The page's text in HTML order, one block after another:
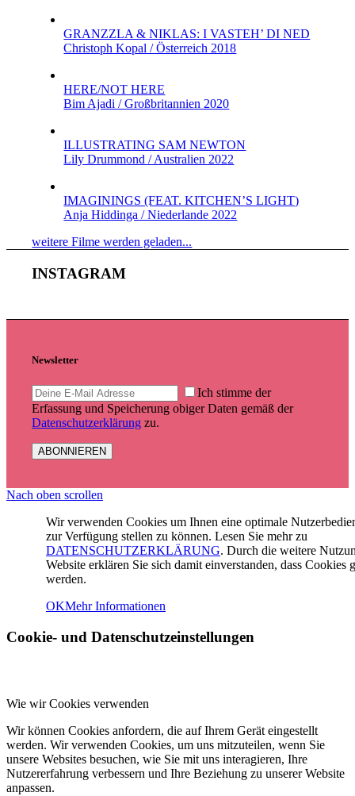
GRANZZLA & NIKLAS: I VASTEH’ DI NED
Christoph Kopal / Österreich 2018
HERE/NOT HERE
Bim Ajadi / Großbritannien 2020
ILLUSTRATING SAM NEWTON
Lily Drummond / Australien 2022
IMAGININGS (FEAT. KITCHEN’S LIGHT)
Anja Hiddinga / Niederlande 2022
weitere Filme werden geladen...
INSTAGRAM
Newsletter
Ich stimme der
Erfassung und Speicherung obiger Daten gemäß der
Datenschutzerklärung zu.
Nach oben scrollen
Wir verwenden Cookies um Ihnen eine optimale
zur Verfügung stellen zu können. Lesen Sie mehr zu
DATENSCHUTZERKLÄRUNG. Durch die weitere
Website erklären Sie sich damit einverstanden, dass Cookies
werden.
OKMehr Informationen
Cookie- und Datenschutzeinstellungen
Wie wir Cookies verwenden
Wir können Cookies anfordern, die auf Ihrem Gerät eingestellt
werden. Wir verwenden Cookies, um uns mitzuteilen, wenn Sie
unsere Websites besuchen, wie Sie mit uns interagieren, Ihre
Nutzererfahrung verbessern und Ihre Beziehung zu unserer Website
anpassen.